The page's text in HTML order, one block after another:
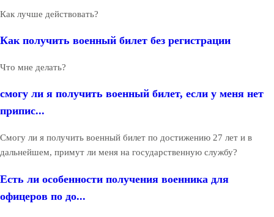
Как лучше действовать?
Как получить военный билет без регистрации
Что мне делать?
смогу ли я получить военный билет, если у меня нет
припис...
Смогу ли я получить военный билет по достижению 27 лет и в
дальнейшем, примут ли меня на государственную службу?
Есть ли особенности получения военника для
офицеров по до...